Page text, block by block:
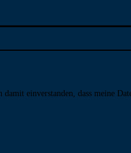
damit ein­ver­standen, dass meine